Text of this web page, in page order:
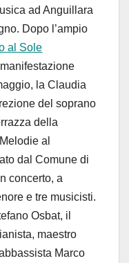
ad Anguillara
Dopo l’ampio
al Sole
la Claudia
del soprano
della
al
dal Comune di
concerto, a
e tre musicisti.
Osbat, il
maestro
Marco